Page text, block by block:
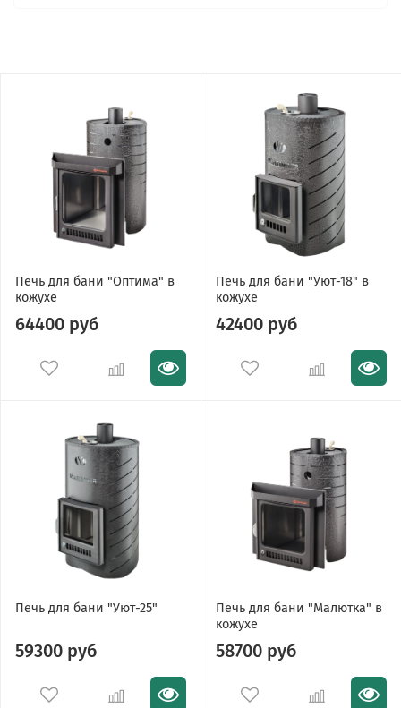
Печь для бани "Оптима" в
кожухе
64400 руб
Печь для бани "Уют-18" в
кожухе
42400 руб
Печь для бани "Уют-25"
59300 руб
Печь для бани "Малютка" в
кожухе
58700 руб